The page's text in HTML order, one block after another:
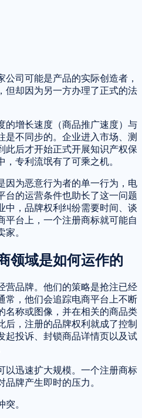
司可能是产品的实际创造者，
但却因为另一方办理了正式的法
的增长速度（商品推广速度）与
是不同步的。企业进入市场、测
此后才开始正式开展知识产权保
专利流氓有了可乘之机。
因为恶意行为者的单一行为，电
台的运营条件也助长了这一问题
中，品牌权利纠纷需要时间、谈
平台上，一个注册商标就可能自
。
领域是如何运作的
营品牌。他们的策略是抢注已经
常，他们会追踪电商平台上不断
名称或图像，并在相关的商品类
后，注册的品牌权利就成了控制
起投诉、封锁商品详情页以及试
以迅速扩大规模。一个注册商标
牌产生即时的压力。
。